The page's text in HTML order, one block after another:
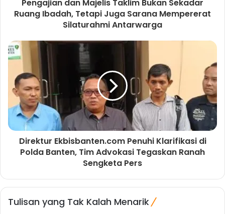
Pengajian dan Majelis Taklim Bukan Sekadar
Ruang Ibadah, Tetapi Juga Sarana Mempererat
Silaturahmi Antarwarga
Direktur Ekbisbanten.com Penuhi Klarifikasi di
Polda Banten, Tim Advokasi Tegaskan Ranah
Sengketa Pers
Tulisan yang Tak Kalah Menarik